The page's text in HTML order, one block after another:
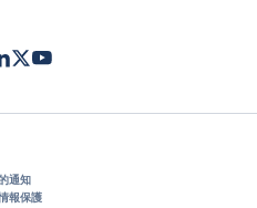
TwitterYoutube
通知
報保護